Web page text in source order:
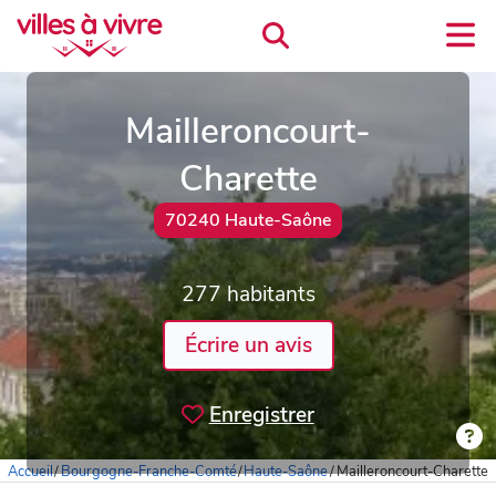
Mailleroncourt-
Charette
70240 Haute-Saône
277 habitants
Écrire un avis
Enregistrer
Accueil/Bourgogne-Franche-Comté/Haute-Saône/Mailleroncourt-Charette